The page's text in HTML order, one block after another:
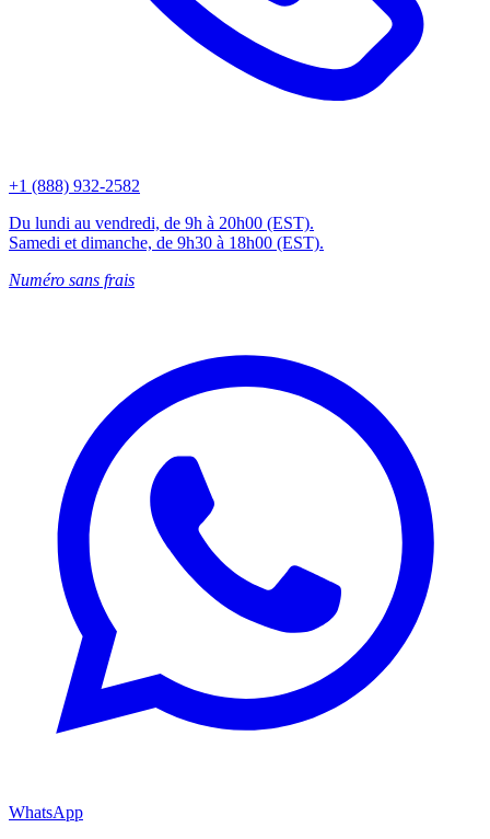
+1 (888) 932-2582
Du lundi au vendredi, de 9h à 20h00 (EST).
Samedi et dimanche, de 9h30 à 18h00 (EST).
Numéro sans frais
WhatsApp